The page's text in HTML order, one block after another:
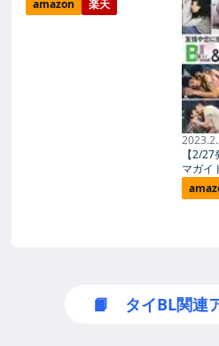
amazon 楽天
【2/
マガイ
📙 タイBL関連